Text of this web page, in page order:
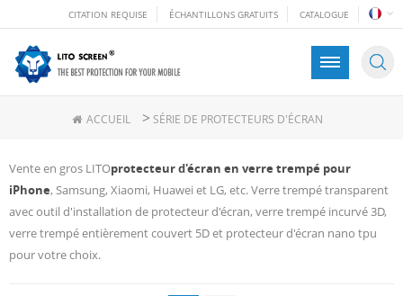
CITATION REQUISE ÉCHANTILLONS GRATUITS CATALOGUE
ACCUEIL > SÉRIE DE PROTECTEURS D'ÉCRAN
Vente en gros LITOprotecteur d'écran en verre trempé pour
iPhone, Samsung, Xiaomi, Huawei et LG, etc. Verre trempé transparent
avec outil d'installation de protecteur d'écran, verre trempé incurvé 3D,
verre trempé entièrement couvert 5D et protecteur d'écran nano tpu
pour votre choix.